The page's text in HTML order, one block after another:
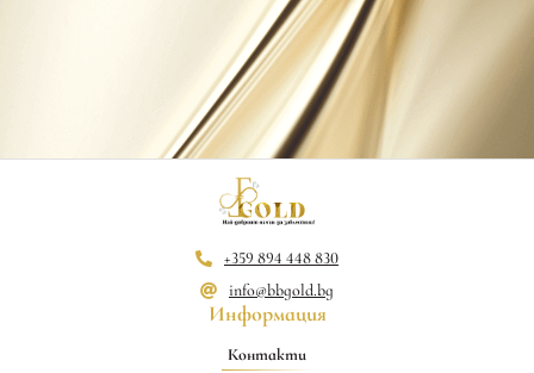
+359 894 448 830
info@bbgold.bg
Информация
Контакти